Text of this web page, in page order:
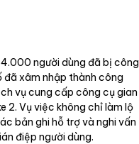
người dùng đã bị công
đã xâm nhập thành công
vụ cung cấp công cụ gian
2. Vụ việc không chỉ làm lộ
bản ghi hỗ trợ và nghi vấn
điệp người dùng.